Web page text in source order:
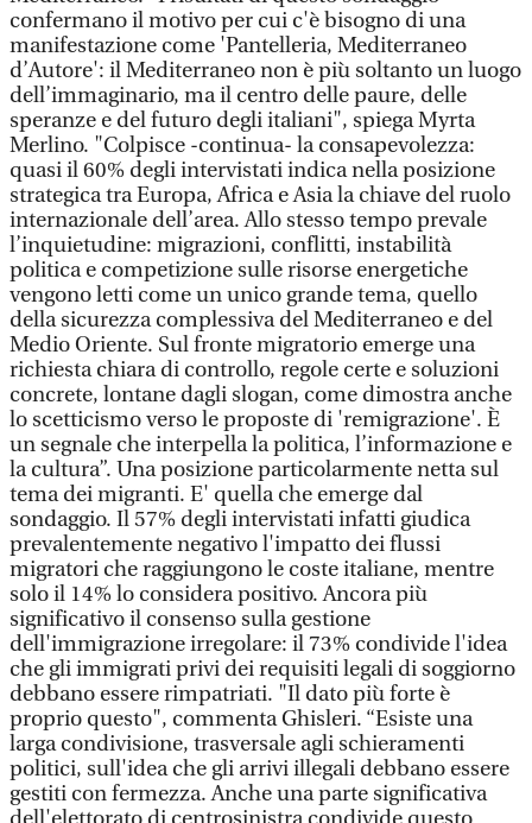
confermano il motivo per cui c'è bisogno di una
manifestazione come 'Pantelleria, Mediterraneo
d’Autore': il Mediterraneo non è più soltanto un luogo
dell’immaginario, ma il centro delle paure, delle
speranze e del futuro degli italiani", spiega Myrta
Merlino. "Colpisce -continua- la consapevolezza:
quasi il 60% degli intervistati indica nella posizione
strategica tra Europa, Africa e Asia la chiave del ruolo
internazionale dell’area. Allo stesso tempo prevale
l’inquietudine: migrazioni, conflitti, instabilità
politica e competizione sulle risorse energetiche
vengono letti come un unico grande tema, quello
della sicurezza complessiva del Mediterraneo e del
Medio Oriente. Sul fronte migratorio emerge una
richiesta chiara di controllo, regole certe e soluzioni
concrete, lontane dagli slogan, come dimostra anche
lo scetticismo verso le proposte di 'remigrazione'. È
un segnale che interpella la politica, l’informazione e
la cultura”. Una posizione particolarmente netta sul
tema dei migranti. E' quella che emerge dal
sondaggio. Il 57% degli intervistati infatti giudica
prevalentemente negativo l'impatto dei flussi
migratori che raggiungono le coste italiane, mentre
solo il 14% lo considera positivo. Ancora più
significativo il consenso sulla gestione
dell'immigrazione irregolare: il 73% condivide l'idea
che gli immigrati privi dei requisiti legali di soggiorno
debbano essere rimpatriati. "Il dato più forte è
proprio questo", commenta Ghisleri. “Esiste una
larga condivisione, trasversale agli schieramenti
politici, sull'idea che gli arrivi illegali debbano essere
gestiti con fermezza. Anche una parte significativa